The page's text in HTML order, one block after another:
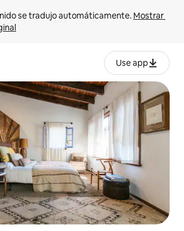
se tradujo automáticamente. Mostrar
Use app